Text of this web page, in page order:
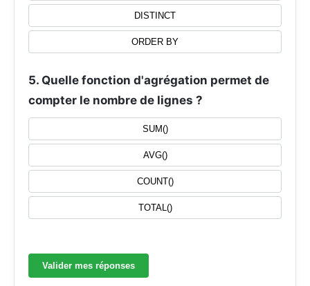
DISTINCT
ORDER BY
5. Quelle fonction d'agrégation permet de
compter le nombre de lignes ?
SUM()
AVG()
COUNT()
TOTAL()
Valider mes réponses